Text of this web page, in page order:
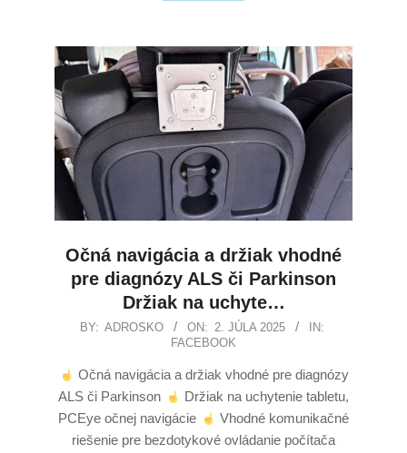
Očná navigácia a držiak vhodné
pre diagnózy ALS či Parkinson
Držiak na uchyte…
BY: ADROSKO ON: 2. JÚLA 2025
IN:
FACEBOOK
Očná navigácia a držiak vhodné pre diagnózy
ALS či Parkinson
Držiak na uchytenie tabletu,
PCEye očnej navigácie
Vhodné komunikačné
riešenie pre bezdotykové ovládanie počítača